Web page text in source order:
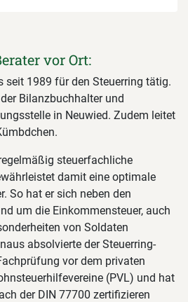
vor Ort:
seit 1989 für den Steuerring tätig.
Bilanzbuchhalter und
in Neuwied. Zudem leitet
steuerfachliche
damit eine optimale
So hat er sich neben den
um die Einkommensteuer, auch
von Soldaten
absolvierte der Steuerring-
vor dem privaten
(PVL) und hat
der DIN 77700 zertifizieren